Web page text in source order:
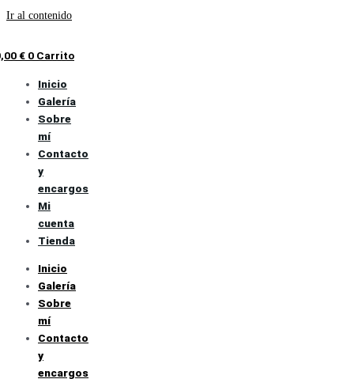
Ir al contenido
€ 0 Carrito
Inicio
Galería
Sobre
mí
Contacto
y
encargos
Mi
cuenta
Tienda
Inicio
Galería
Sobre
mí
Contacto
y
encargos